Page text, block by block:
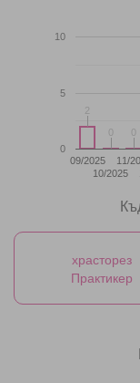
09/2025
10/2025
11/
0
5
10
22
00 00
храсторез
Практикер